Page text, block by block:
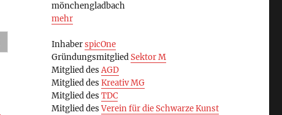
mönchengladbach
mehr
InhaberspicOne
GründungsmitgliedSektor M
Mitglied desAGD
Mitglied des Kreativ MG
Mitglied des TDC
Mitglied desVerein für die Schwarze Kunst